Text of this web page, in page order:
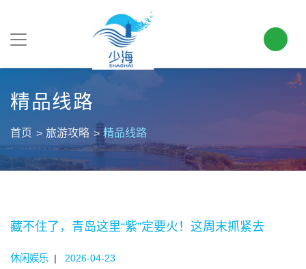
精品线路
首页 旅游攻略 精品线路
藏不住了，青岛这里“紫”定要火！这周末抓紧去
休闲娱乐 | 2026-04-23